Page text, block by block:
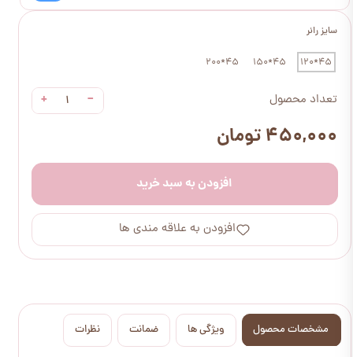
سایز رانر
45*120
45*150
45*200
تعداد محصول −
+
۴۵۰,۰۰۰ تومان
افزودن به سبد خرید
افزودن به علاقه مندی ها
مشخصات محصول ویژگی ها ضمانت نظرات